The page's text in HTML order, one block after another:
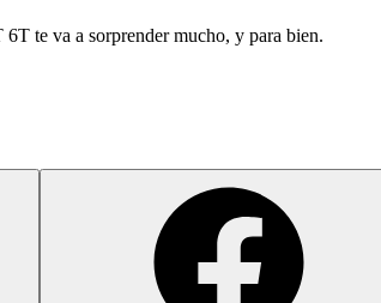
te va a sorprender mucho, y para bien.